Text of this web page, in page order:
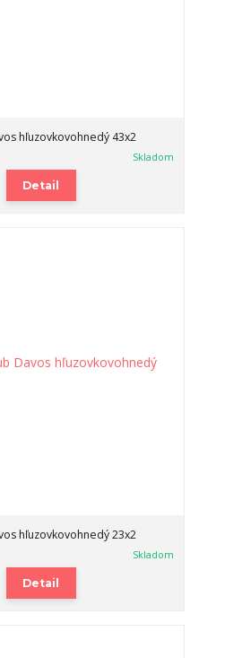
hľuzovkovohnedý 43x2
Skladom
Detail
hľuzovkovohnedý 23x2
Skladom
Detail